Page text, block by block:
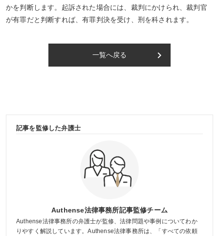
かを判断します。起訴された場合には、裁判にかけられ、裁判官
が有罪だと判断すれば、有罪判決を受け、刑を科されます。
一覧へ戻る keyboard_arrow_right
記事を監修した弁護士
Authense法律事務所記事監修チーム
Authense法律事務所の弁護士が監修、法律問題や事例についてわか
りやすく解説しています。Authense法律事務所は、「すべての依頼